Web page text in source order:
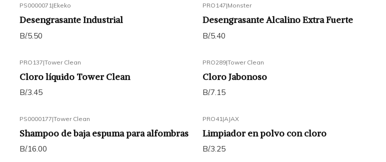
PS0000071|Ekeko
Desengrasante Industrial
B/.5.50
PRO147|Monster
Desengrasante Alcalino Extra Fuerte
B/.5.40
PRO137|Tower Clean
Cloro líquido Tower Clean
B/.3.45
PRO289|Tower Clean
Cloro Jabonoso
B/.7.15
PS0000177|Tower Clean
Shampoo de baja espuma para alfombras
B/.16.00
PRO41 |AJAX
Limpiador en polvo con cloro
B/.3.25